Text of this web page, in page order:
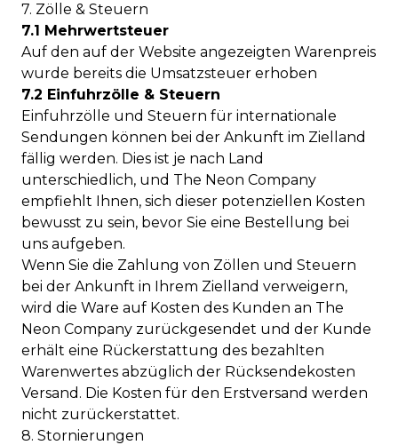
7. Zölle & Steuern
7.1 Mehrwertsteuer
Auf den auf der Website angezeigten Warenpreis
wurde bereits die Umsatzsteuer erhoben
7.2 Einfuhrzölle & Steuern
Einfuhrzölle und Steuern für internationale
Sendungen können bei der Ankunft im Zielland
fällig werden. Dies ist je nach Land
unterschiedlich, und The Neon Company
empfiehlt Ihnen, sich dieser potenziellen Kosten
bewusst zu sein, bevor Sie eine Bestellung bei
uns aufgeben.
Wenn Sie die Zahlung von Zöllen und Steuern
bei der Ankunft in Ihrem Zielland verweigern,
wird die Ware auf Kosten des Kunden an The
Neon Company zurückgesendet und der Kunde
erhält eine Rückerstattung des bezahlten
Warenwertes abzüglich der Rücksendekosten
Versand. Die Kosten für den Erstversand werden
nicht zurückerstattet.
8. Stornierungen